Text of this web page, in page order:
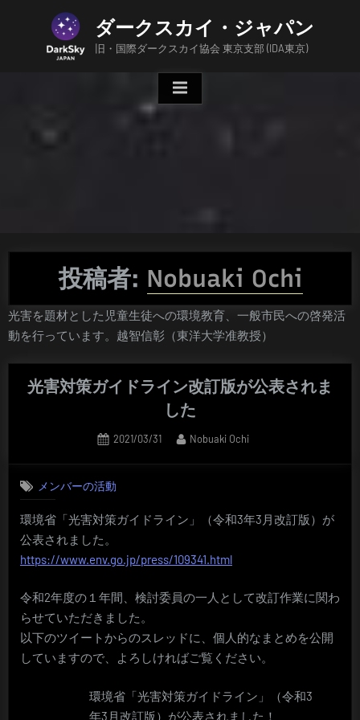
ダークスカイ・ジャパン
旧・国際ダークスカイ協会 東京支部 (IDA東京)
投稿者: Nobuaki Ochi
光害を題材とした児童生徒への環境教育、一般市民への啓発活
動を行っています。越智信彰（東洋大学准教授）
光害対策ガイドライン改訂版が公表されま
した
Posted
2021/03/31 By
Nobuaki Ochi
メンバーの活動
環境省「光害対策ガイドライン」（令和3年3月改訂版）が
公表されました。
https://www.env.go.jp/press/109341.html
令和2年度の１年間、検討委員の一人として改訂作業に関わ
らせていただきました。
以下のツイートからのスレッドに、個人的なまとめを公開
していますので、よろしければご覧ください。
環境省「光害対策ガイドライン」（令和3
年3月改訂版）が公表されました！